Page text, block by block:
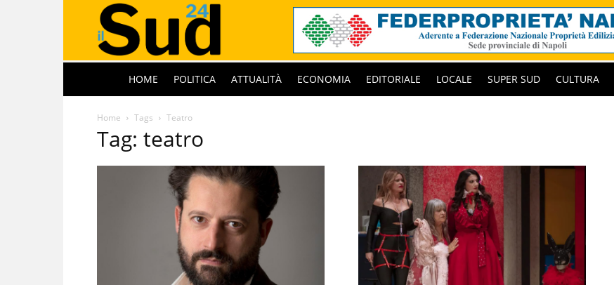
HOME POLITICA ATTUALITÀ ECONOMIA EDITORIALE LOCALE SUPER SUD CULTURA
Home Tags Teatro
Tag: teatro